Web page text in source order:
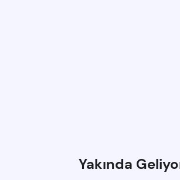
Yakında